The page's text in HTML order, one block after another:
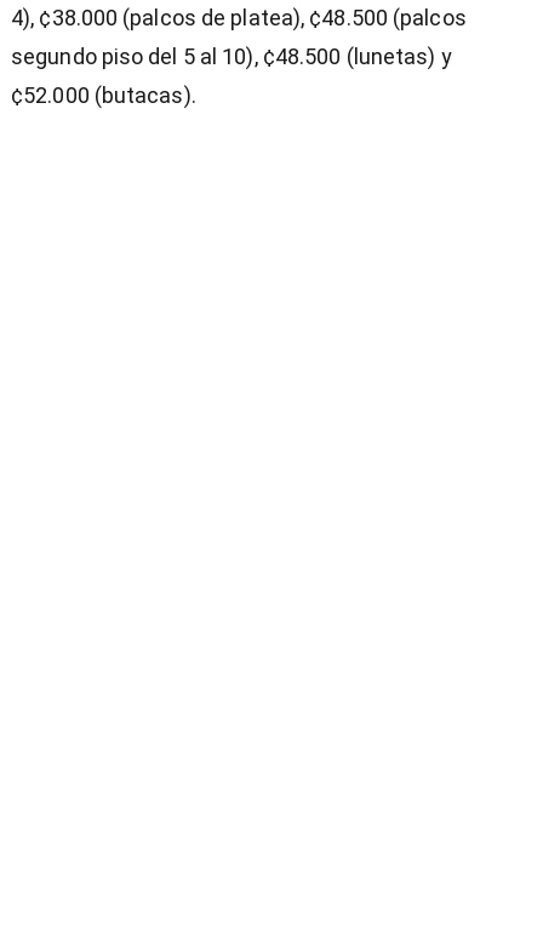
4), ¢38.000 (palcos de platea), ¢48.500 (palcos
segundo piso del 5 al 10), ¢48.500 (lunetas) y
¢52.000 (butacas).